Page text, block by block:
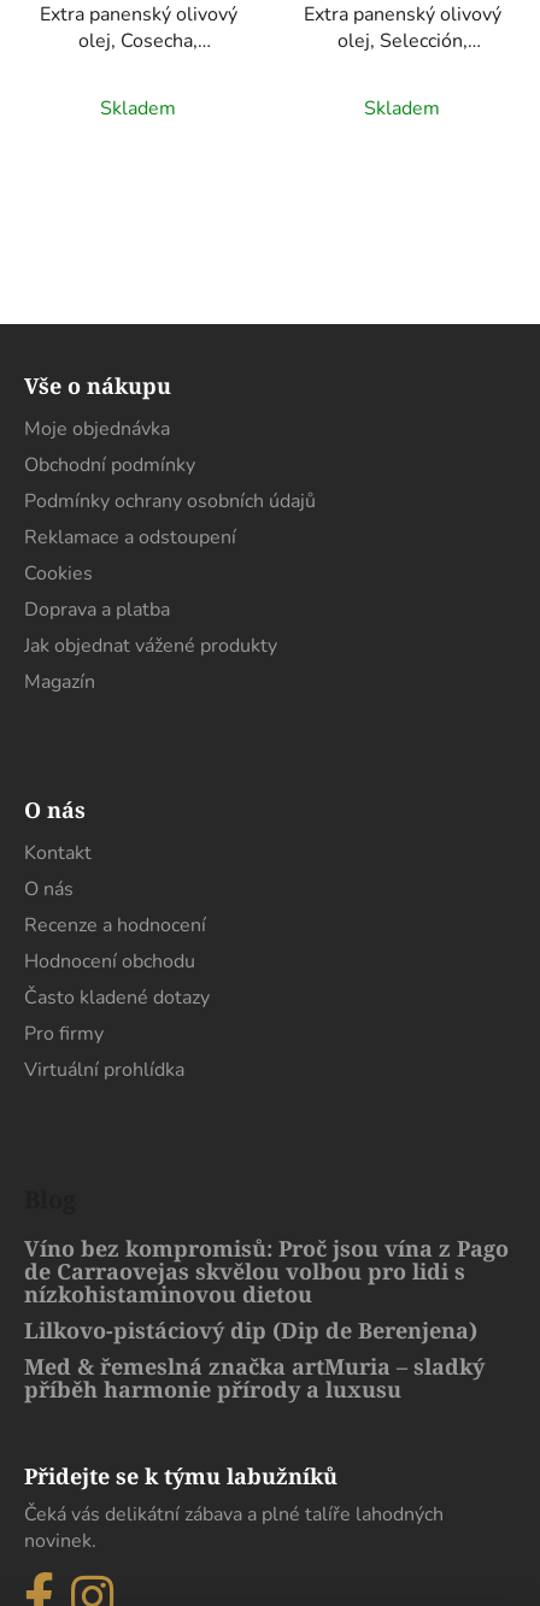
Extra panenský olivový
olej, Cosecha,
Skladem
Extra panenský olivový
olej, Selección,
Skladem
Vše o nákupu
Moje objednávka
Obchodní podmínky
Podmínky ochrany osobních údajů
Reklamace a odstoupení
Cookies
Doprava a platba
Jak objednat vážené produkty
Magazín
O nás
Kontakt
O nás
Recenze a hodnocení
Hodnocení obchodu
Často kladené dotazy
Pro firmy
Virtuální prohlídka
Víno bez kompromisů: Proč jsou vína z Pago
de Carraovejas skvělou volbou pro lidi s
nízkohistaminovou dietou
Lilkovo-pistáciový dip (Dip de Berenjena)
Med & řemeslná značka artMuria – sladký
příběh harmonie přírody a luxusu
Přidejte se k týmu labužníků
Čeká vás delikátní zábava a plné talíře lahodných
novinek.